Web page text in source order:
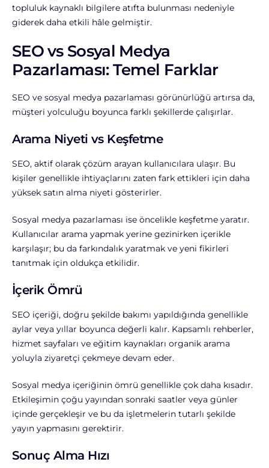
topluluk kaynaklı bilgilere atıfta bulunması nedeniyle
giderek daha etkili hâle gelmiştir.
SEO vs Sosyal Medya
Pazarlaması: Temel Farklar
SEO ve sosyal medya pazarlaması görünürlüğü artırsa da,
müşteri yolculuğu boyunca farklı şekillerde çalışırlar.
Arama Niyeti vs Keşfetme
SEO, aktif olarak çözüm arayan kullanıcılara ulaşır. Bu
kişiler genellikle ihtiyaçlarını zaten fark ettikleri için daha
yüksek satın alma niyeti gösterirler.
Sosyal medya pazarlaması ise öncelikle keşfetme yaratır.
Kullanıcılar arama yapmak yerine gezinirken içerikle
karşılaşır; bu da farkındalık yaratmak ve yeni fikirleri
tanıtmak için oldukça etkilidir.
İçerik Ömrü
SEO içeriği, doğru şekilde bakımı yapıldığında genellikle
aylar veya yıllar boyunca değerli kalır. Kapsamlı rehberler,
hizmet sayfaları ve eğitim kaynakları organik arama
yoluyla ziyaretçi çekmeye devam eder.
Sosyal medya içeriğinin ömrü genellikle çok daha kısadır.
Etkileşimin çoğu yayından sonraki saatler veya günler
içinde gerçekleşir ve bu da işletmelerin tutarlı şekilde
yayın yapmasını gerektirir.
Sonuç Alma Hızı